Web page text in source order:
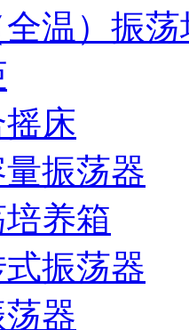
温）振
床
振荡器
养箱
振荡器
器